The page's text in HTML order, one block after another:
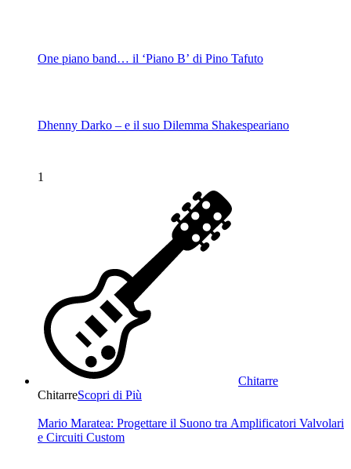
One piano band… il ‘Piano B’ di Pino Tafuto
Dhenny Darko – e il suo Dilemma Shakespeariano
1
Chitarre
ChitarreScopri di Più
Mario Maratea: Progettare il Suono tra Amplificatori Valvolari
e Circuiti Custom